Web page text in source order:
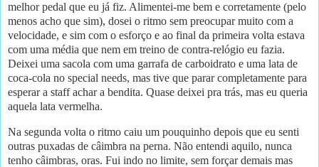
melhor pedal que eu já fiz. Alimentei-me bem e corretamente (pelo
menos acho que sim), dosei o ritmo sem preocupar muito com a
velocidade, e sim com o esforço e ao final da primeira volta estava
com uma média que nem em treino de contra-relógio eu fazia.
Deixei uma sacola com uma garrafa de carboidrato e uma lata de
coca-cola no special needs, mas tive que parar completamente para
esperar a staff achar a bendita. Quase deixei pra trás, mas eu queria
aquela lata vermelha.
Na segunda volta o ritmo caiu um pouquinho depois que eu senti
outras puxadas de câimbra na perna. Não entendi aquilo, nunca
tenho câimbras, oras. Fui indo no limite, sem forçar demais mas